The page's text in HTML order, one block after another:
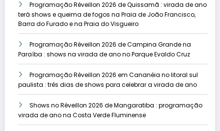
Programação Réveillon 2026 de Quissamã : virada de ano
terá shows e queima de fogos na Praia de João Francisco,
Barra do Furado e na Praia do Visgueiro
Programação Réveillon 2026 de Campina Grande na
Paraíba : shows na virada de ano no Parque Evaldo Cruz
Programação Réveillon 2026 em Cananéia no litoral sul
paulista : três dias de shows para celebrar a virada de ano
Shows no Réveillon 2026 de Mangaratiba : programação
virada de ano na Costa Verde Fluminense